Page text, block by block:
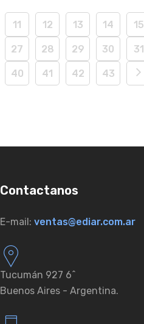
11 12 13 14 15
27 28 29 30 31
40 41 42 43
Contactanos
E-mail: ventas@ediar.com.ar
Tucumán 927 6ˆ
Buenos Aires - Argentina.